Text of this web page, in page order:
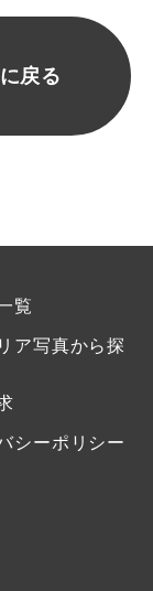
戻る
覧
ア写真から探
シーポリシー